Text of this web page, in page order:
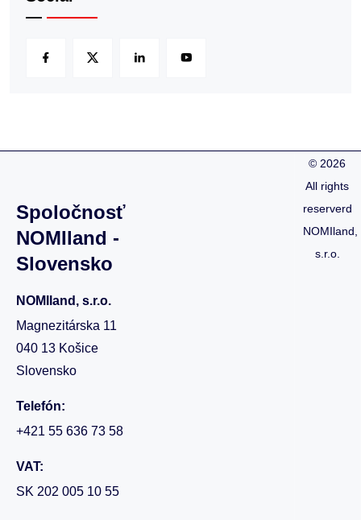
Spoločnosť
NOMIland -
Slovensko
NOMIland, s.r.o.
Magnezitárska 11
040 13 Košice
Slovensko
Telefón:
+421 55 636 73 58
VAT:
SK 202 005 10 55
©2026
All rights
reserverd
NOMIland,
s.r.o.